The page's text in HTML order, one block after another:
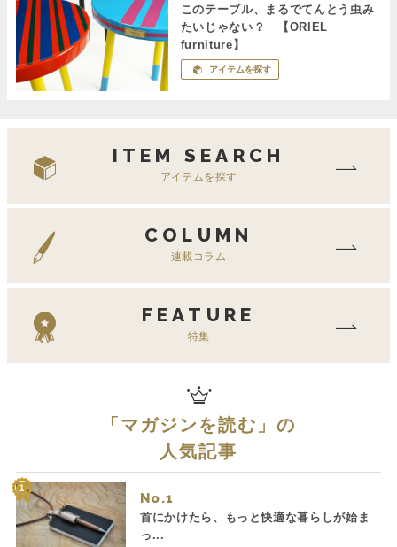
このテーブル、まるでてんとう虫み
たいじゃない？ 【ORIEL
furniture】
アイテムを探す
ITEM SEARCH
アイテムを探す
COLUMN
連載コラム
FEATURE
特集
「 マガジンを読む 」の
人気記事
No.
首にかけたら、もっと快適な暮らしが始ま
っ...